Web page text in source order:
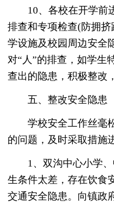
10、各校在开学前
排查和专项检查(防拥
学设施及校园周边安全
对“人”的排查，如学生
查出的隐患，积极整改
五、整改安全隐患
学校安全工作丝毫
的问题，及时采取措施
1、双沟中心小学
生条件太差，存在饮食
交通安全隐患。向镇政